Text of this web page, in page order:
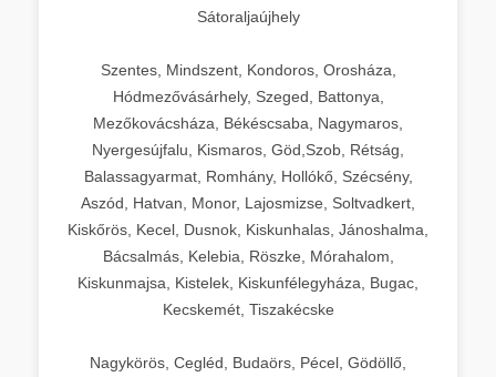
Sátoraljaújhely
Szentes, Mindszent, Kondoros, Orosháza,
Hódmezővásárhely, Szeged, Battonya,
Mezőkovácsháza, Békéscsaba, Nagymaros,
Nyergesújfalu, Kismaros, Göd,Szob, Rétság,
Balassagyarmat, Romhány, Hollókő, Szécsény,
Aszód, Hatvan, Monor, Lajosmizse, Soltvadkert,
Kiskőrös, Kecel, Dusnok, Kiskunhalas, Jánoshalma,
Bácsalmás, Kelebia, Röszke, Mórahalom,
Kiskunmajsa, Kistelek, Kiskunfélegyháza, Bugac,
Kecskemét, Tiszakécske
Nagykörös, Cegléd, Budaörs, Pécel, Gödöllő,